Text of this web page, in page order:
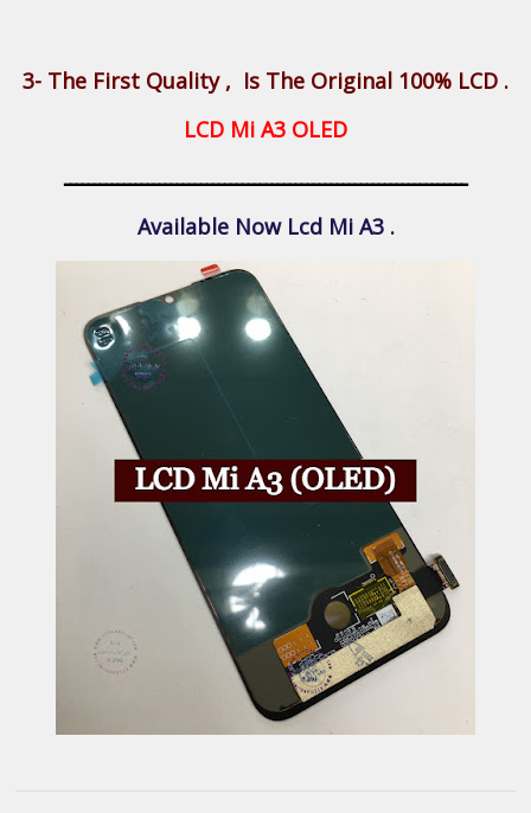
3- The First Quality , Is The Original 100% LCD .
LCD Mi A3 OLED
ــــــــــــــــــــــــــــــــــــــــــــــــــــــــــــــــــــ
Available Now Lcd Mi A3 .